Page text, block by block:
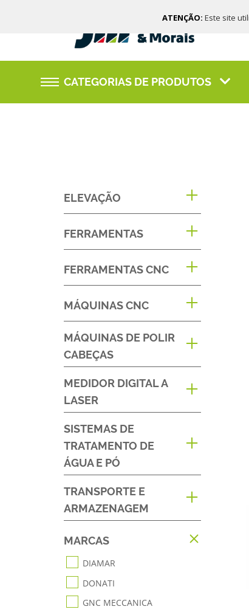
ATENÇÃO: Este site
CATEGORIAS DE PRODUTOS
ELEVAÇÃO
FERRAMENTAS
FERRAMENTAS CNC
MÁQUINAS CNC
MÁQUINAS DE POLIR
CABEÇAS
MEDIDOR DIGITAL A
LASER
SISTEMAS DE
TRATAMENTO DE
ÁGUA E PÓ
TRANSPORTE E
ARMAZENAGEM
MARCAS
DIAMAR
DONATI
GNC MECCANICA